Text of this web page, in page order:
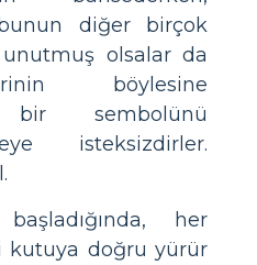
diğer birçok
unutmuş olsalar da
böylesine
sembolünü
isteksizdirler.
her
kutuya doğru yürür